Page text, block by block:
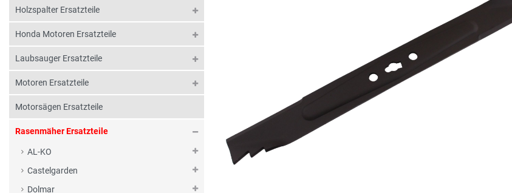
Holzspalter Ersatzteile
Honda Motoren Ersatzteile
Laubsauger Ersatzteile
Motoren Ersatzteile
Motorsägen Ersatzteile
Rasenmäher Ersatzteile
AL-KO
Castelgarden
Dolmar